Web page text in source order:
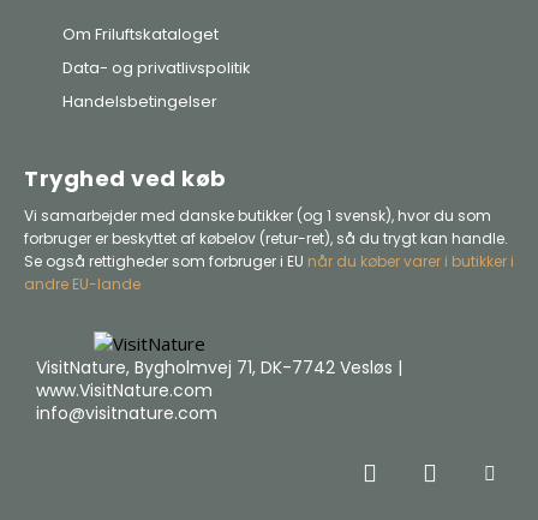
Om Friluftskataloget
Data- og privatlivspolitik
Handelsbetingelser
Tryghed ved køb
Vi samarbejder med danske butikker (og 1 svensk), hvor du som
forbruger er beskyttet af købelov (retur-ret), så du trygt kan handle.
Se også rettigheder som forbruger i EU når du køber varer i butikker i
andre EU-lande
VisitNature, Bygholmvej 71, DK-7742 Vesløs |
www.VisitNature.com
info@visitnature.com